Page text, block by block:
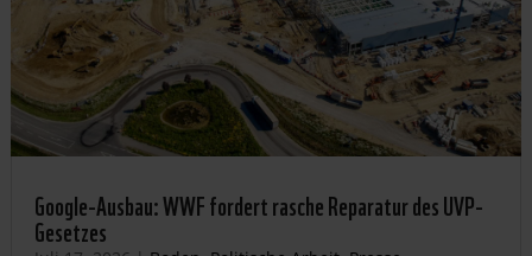
Google-Ausbau: WWF fordert rasche Reparatur des UVP-
Gesetzes